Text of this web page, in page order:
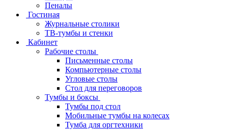
Пеналы
Гостиная
Журнальные столики
ТВ‑тумбы и стенки
Кабинет
Рабочие столы
Письменные столы
Компьютерные столы
Угловые столы
Стол для переговоров
Тумбы и боксы
Тумбы под стол
Мобильные тумбы на колесах
Тумба для оргтехники